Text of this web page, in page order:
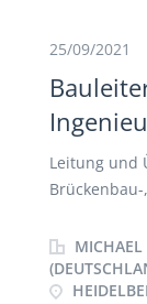
25/09/2021
Leitung und
und